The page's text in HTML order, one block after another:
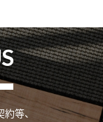
等、